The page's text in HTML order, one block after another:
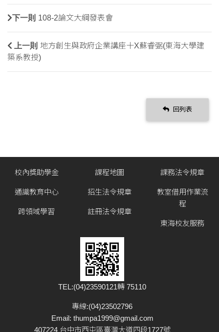
下一則 108-2論文大綱發表會
上一則 地方創生與政府企業講座十X蘇睿弼(東海大學建
築系教授)
回列表
校內獎助學金
通識教育中心
跨領域學習
課程地圖
招生法令規章
註冊法令規章
課務法令規章
教室借用作業流
程
東海校友服務
TEL:(04)23590121轉 75110
專線:(04)23502796
Email: thumpa1999@gmail.com
407224 台中市西屯區臺灣大道四段1727號